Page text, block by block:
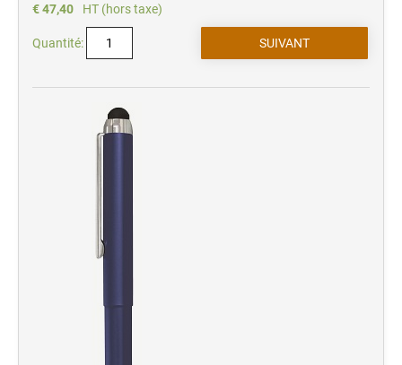
€ 47,40
HT (hors taxe)
Quantité: